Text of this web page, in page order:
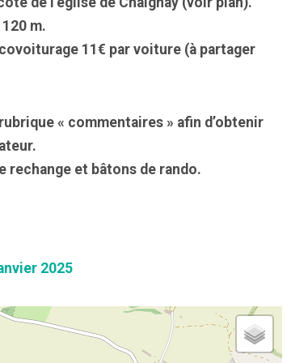
m.
11€ par voiture (à partager
« commentaires » afin d’obtenir
rechange et bâtons de rando.
2025